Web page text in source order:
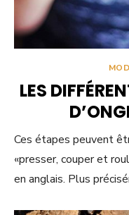
LES
Ces étapes peuvent
«presser, couper et
en anglais. Plus